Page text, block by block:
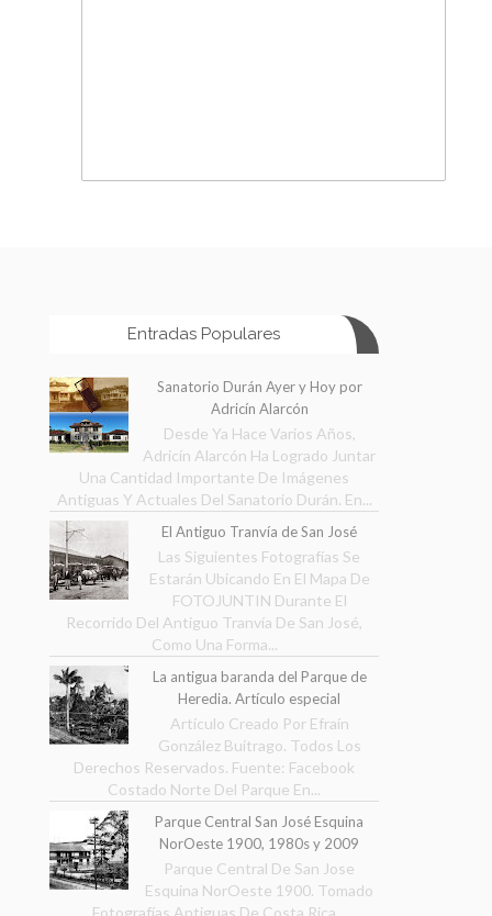
Entradas Populares
Sanatorio Durán Ayer y Hoy por
Adricín Alarcón
Desde Ya Hace Varios Años,
Adricín Alarcón Ha Logrado Juntar
Una Cantidad Importante De Imágenes
Antiguas Y Actuales Del Sanatorio Durán. En...
El Antiguo Tranvía de San José
Las Siguientes Fotografías Se
Estarán Ubicando En El Mapa De
FOTOJUNTIN Durante El
Recorrido Del Antiguo Tranvía De San José,
Como Una Forma...
La antigua baranda del Parque de
Heredia. Artículo especial
Artículo Creado Por Efraín
González Buitrago. Todos Los
Derechos Reservados. Fuente: Facebook
Costado Norte Del Parque En...
Parque Central San José Esquina
NorOeste 1900, 1980s y 2009
Parque Central De San Jose
Esquina NorOeste 1900. Tomado
Fotografías Antiguas De Costa Rica